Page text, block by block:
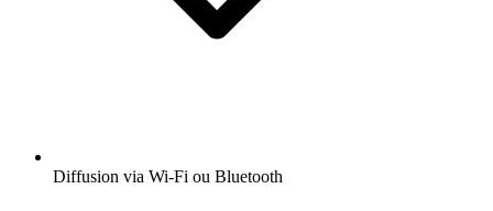
Diffusion via Wi-Fi ou Bluetooth